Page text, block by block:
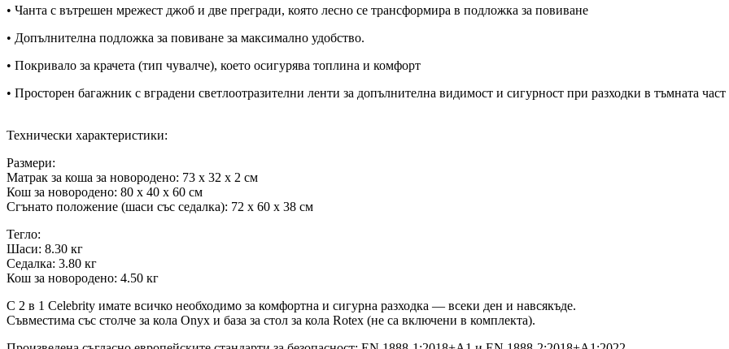
• Чанта с вътрешен мрежест джоб и две прегради, която лесно се трансформира в подложка за повиване
• Допълнителна подложка за повиване за максимално удобство.
• Покривало за крачета (тип чувалче), което осигурява топлина и комфорт
• Просторен багажник с вградени светлоотразителни ленти за допълнителна видимост и сигурност при разходки в тъмната част
Технически характеристики:
Размери:
Матрак за коша за новородено: 73 x 32 x 2 см
Кош за новородено: 80 x 40 x 60 см
Сгънато положение (шаси със седалка): 72 x 60 x 38 см
Тегло:
Шаси: 8.30 кг
Седалка: 3.80 кг
Кош за новородено: 4.50 кг
С 2 в 1 Celebrity имате всичко необходимо за комфортна и сигурна разходка — всеки ден и навсякъде.
Съвместима със столче за кола Onyx и база за стол за кола Rotex (не са включени в комплекта).